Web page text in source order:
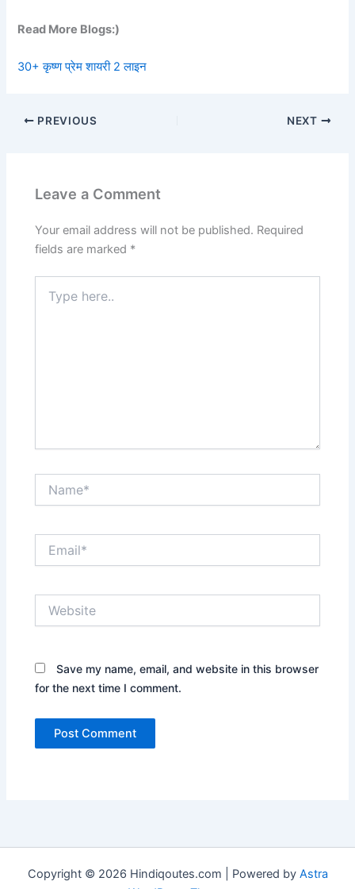
Read More Blogs:)
30+ कृष्ण प्रेम शायरी 2 लाइन
PREVIOUS NEXT
Leave a Comment
Your email address will not be published. Required
fields are marked *
here..
Save my name, email, and website in this browser
for the next time I comment.
Copyright © 2026 Hindiqoutes.com | Powered by Astra